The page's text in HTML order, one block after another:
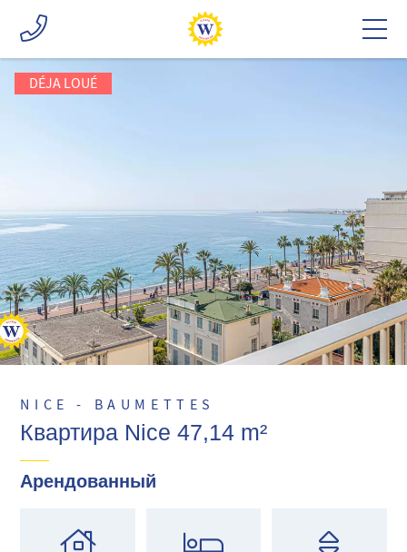
DÉJA LOUÉ
NICE - BAUMETTES
Квартира Nice 47,14 m²
Арендованный